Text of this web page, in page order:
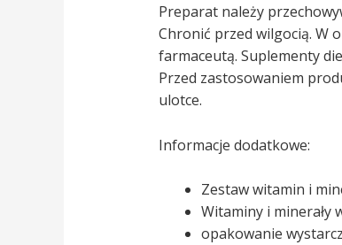
Preparat należy
Chronić przed wilgocią. W
farmaceutą. Suplementy
Przed zastosowaniem
ulotce.
Informacje dodatkowe:
Zestaw witamin i
Witaminy i minerały
opakowanie